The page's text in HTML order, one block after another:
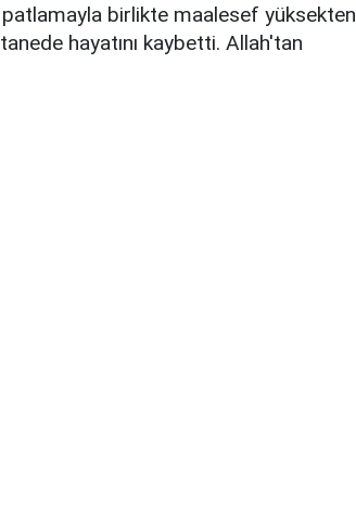
patlamayla birlikte maalesef yüksekten
hayatını kaybetti. Allah'tan